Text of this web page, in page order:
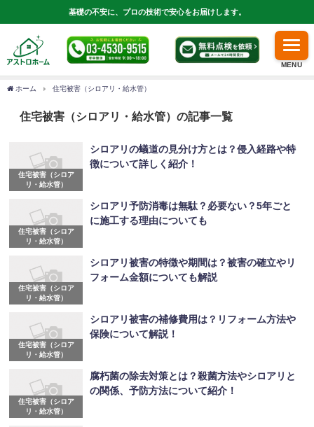
基礎の不安に、プロの技術で安心をお届けします。
MENU
ホーム 住宅被害（シロアリ・給水管）
住宅被害（シロアリ・給水管）の記事一覧
住宅被害（シロア
リ・給水管）
シロアリの蟻道の見分け方とは？侵入経路や特
徴について詳しく紹介！
住宅被害（シロア
リ・給水管）
シロアリ予防消毒は無駄？必要ない？5年ごと
に施工する理由についても
住宅被害（シロア
リ・給水管）
シロアリ被害の特徴や期間は？被害の確立やリ
フォーム金額についても解説
住宅被害（シロア
リ・給水管）
シロアリ被害の補修費用は？リフォーム方法や
保険について解説！
住宅被害（シロア
リ・給水管）
腐朽菌の除去対策とは？殺菌方法やシロアリと
の関係、予防方法について紹介！